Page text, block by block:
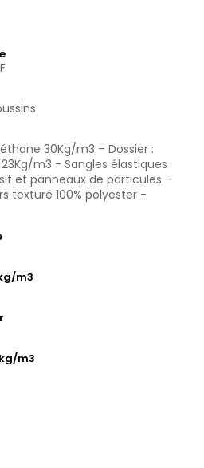
30Kg/m3 – Dossier :
m3 - Sangles élastiques
et panneaux de particules -
texturé 100% polyester -
m3
m3